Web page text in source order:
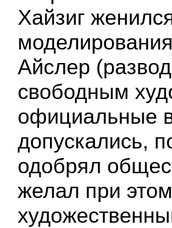
Хайзиг
Айслер
свободным
официальные
допускались,
одобрял
желал при